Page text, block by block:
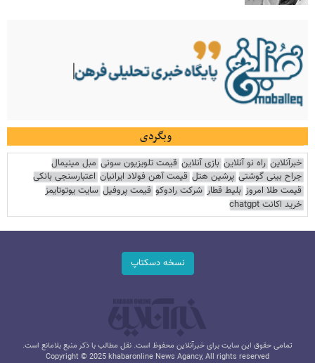
وبگردی
خبرآنلاین راه نو آنلاین بازی آنلاین قیمت تلویزیون سونی مبل مینیمال
جراح بینی گوشتی پرشین هتل قیمت آهن فولاد ایرانیان اعتبارسنجی بانکی
قیمت طلا امروز بلیط قطار شرکت رادوکو قیمت پروفیل سایت یوتوتایمز
خرید اکانت chatgpt
نسخه دسکتاپ
تمامی حقوق این سایت برای خبرآنلاین محفوظ است. نقل مطالب با ذکر منبع بلامانع است.
Copyright © 2025 khabaronline News Agancy, All rights reserved